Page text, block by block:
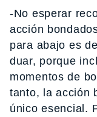
-No esperar
acción
para abajo es
duar, porque
momentos de
tanto, la acción
único esencial.